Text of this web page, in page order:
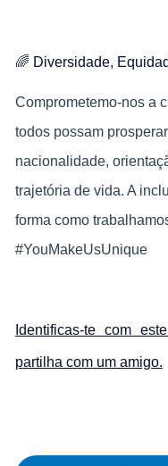
🌈 Diversidade,
Comprometemo-nos a
todos possam
nacionalidade,
trajetória de vida. A
forma como
#YouMakeUsUnique
Identificas-te com
partilha com um amigo.